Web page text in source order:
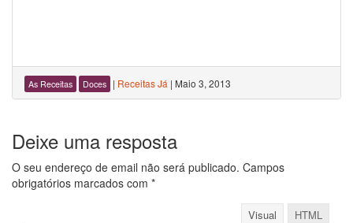
As Receitas Doces | Receitas Já | Maio 3, 2013
Deixe uma resposta
O seu endereço de email não será publicado. Campos
obrigatórios marcados com *
Visual HTML